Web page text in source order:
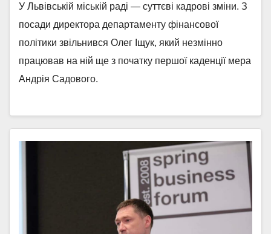
У Львівській міській раді — суттєві кадрові зміни. З
посади директора департаменту фінансової
політики звільнився Олег Іщук, який незмінно
працював на ній ще з початку першої каденції мера
Андрія Садового.